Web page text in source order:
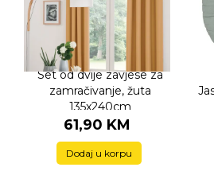
Set od dvije zavjese za
zamračivanje, žuta
135x240cm
61,90 KM
Dodaj u korpu